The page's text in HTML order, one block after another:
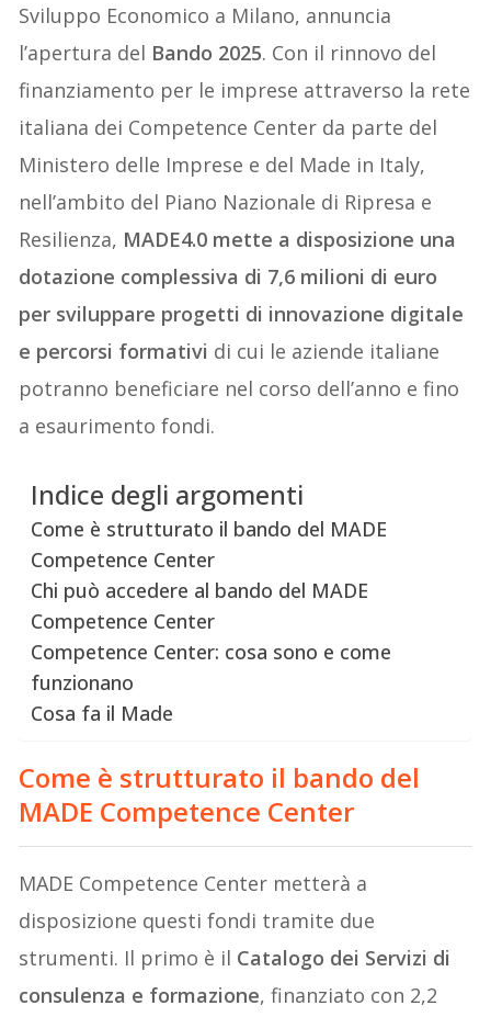
Sviluppo Economico a Milano, annuncia
l’apertura del Bando 2025. Con il rinnovo del
finanziamento per le imprese attraverso la rete
italiana dei Competence Center da parte del
Ministero delle Imprese e del Made in Italy,
nell’ambito del Piano Nazionale di Ripresa e
Resilienza, MADE4.0 mette a disposizione una
dotazione complessiva di 7,6 milioni di euro
per sviluppare progetti di innovazione digitale
e percorsi formativi di cui le aziende italiane
potranno beneficiare nel corso dell’anno e fino
a esaurimento fondi.
Indice degli argomenti
Come è strutturato il bando del MADE
Competence Center
Chi può accedere al bando del MADE
Competence Center
Competence Center: cosa sono e come
funzionano
Cosa fa il Made
Come è strutturato il bando del
MADE Competence Center
MADE Competence Center metterà a
disposizione questi fondi tramite due
strumenti. Il primo è il Catalogo dei Servizi di
consulenza e formazione, finanziato con 2,2